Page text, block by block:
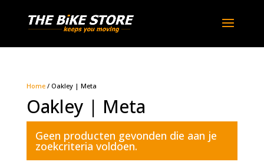
Home/ Oakley | Meta
Oakley | Meta
Geen producten gevonden die aan je
zoekcriteria voldoen.